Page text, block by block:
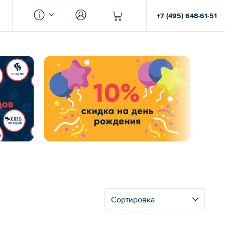
+7 (495) 648-61-51
Сортировка